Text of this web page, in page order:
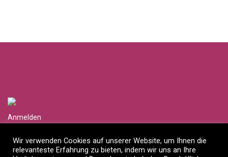
Anmelden
Händlerlogin anfragen
Impressum
Wir verwenden Cookies auf unserer Website, um Ihnen die
relevanteste Erfahrung zu bieten, indem wir uns an Ihre